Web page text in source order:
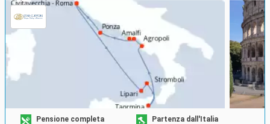
Pensione completa Partenza dall'Italia